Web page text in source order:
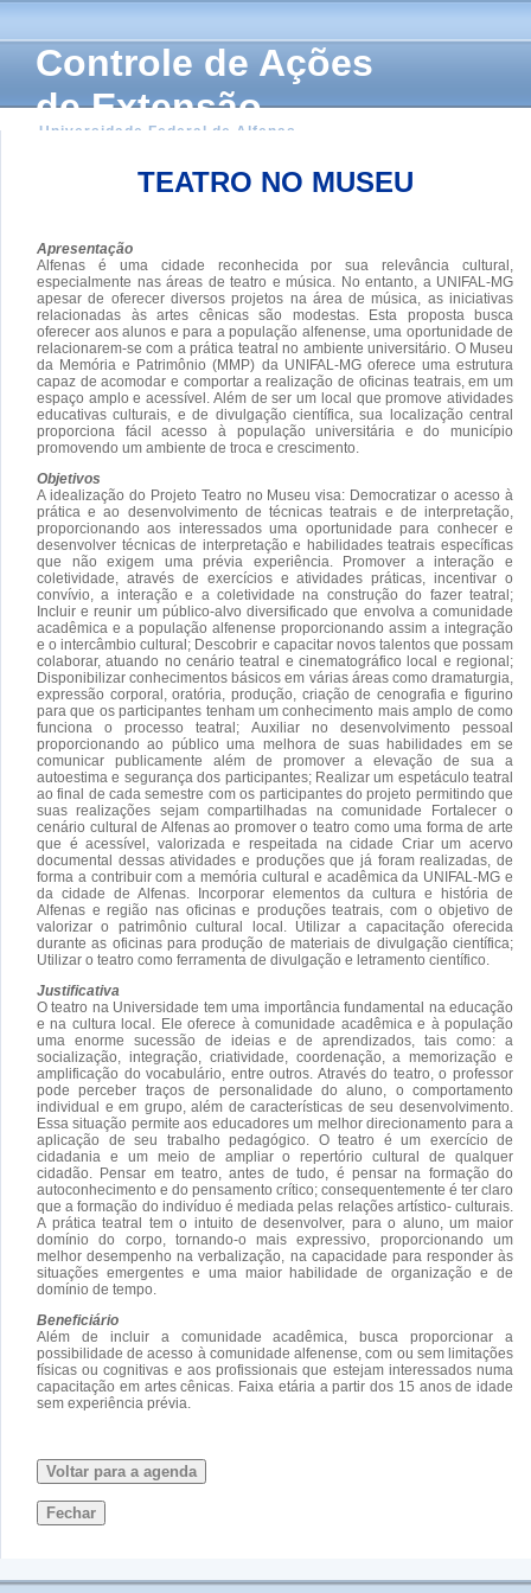
Controle de Ações
de Extensão
Universidade Federal de Alfenas
TEATRO NO MUSEU
Apresentação
Alfenas é uma cidade reconhecida por sua relevância cultural,
especialmente nas áreas de teatro e música. No entanto, a UNIFAL-MG
apesar de oferecer diversos projetos na área de música, as iniciativas
relacionadas às artes cênicas são modestas. Esta proposta busca
oferecer aos alunos e para a população alfenense, uma oportunidade de
relacionarem-se com a prática teatral no ambiente universitário. O Museu
da Memória e Patrimônio (MMP) da UNIFAL-MG oferece uma estrutura
capaz de acomodar e comportar a realização de oficinas teatrais, em um
espaço amplo e acessível. Além de ser um local que promove atividades
educativas culturais, e de divulgação científica, sua localização central
proporciona fácil acesso à população universitária e do município
promovendo um ambiente de troca e crescimento.
Objetivos
A idealização do Projeto Teatro no Museu visa: Democratizar o acesso à
prática e ao desenvolvimento de técnicas teatrais e de interpretação,
proporcionando aos interessados uma oportunidade para conhecer e
desenvolver técnicas de interpretação e habilidades teatrais específicas
que não exigem uma prévia experiência. Promover a interação e
coletividade, através de exercícios e atividades práticas, incentivar o
convívio, a interação e a coletividade na construção do fazer teatral;
Incluir e reunir um público-alvo diversificado que envolva a comunidade
acadêmica e a população alfenense proporcionando assim a integração
e o intercâmbio cultural; Descobrir e capacitar novos talentos que possam
colaborar, atuando no cenário teatral e cinematográfico local e regional;
Disponibilizar conhecimentos básicos em várias áreas como dramaturgia,
expressão corporal, oratória, produção, criação de cenografia e figurino
para que os participantes tenham um conhecimento mais amplo de como
funciona o processo teatral; Auxiliar no desenvolvimento pessoal
proporcionando ao público uma melhora de suas habilidades em se
comunicar publicamente além de promover a elevação de sua a
autoestima e segurança dos participantes; Realizar um espetáculo teatral
ao final de cada semestre com os participantes do projeto permitindo que
suas realizações sejam compartilhadas na comunidade Fortalecer o
cenário cultural de Alfenas ao promover o teatro como uma forma de arte
que é acessível, valorizada e respeitada na cidade Criar um acervo
documental dessas atividades e produções que já foram realizadas, de
forma a contribuir com a memória cultural e acadêmica da UNIFAL-MG e
da cidade de Alfenas. Incorporar elementos da cultura e história de
Alfenas e região nas oficinas e produções teatrais, com o objetivo de
valorizar o patrimônio cultural local. Utilizar a capacitação oferecida
durante as oficinas para produção de materiais de divulgação científica;
Utilizar o teatro como ferramenta de divulgação e letramento científico.
Justificativa
O teatro na Universidade tem uma importância fundamental na educação
e na cultura local. Ele oferece à comunidade acadêmica e à população
uma enorme sucessão de ideias e de aprendizados, tais como: a
socialização, integração, criatividade, coordenação, a memorização e
amplificação do vocabulário, entre outros. Através do teatro, o professor
pode perceber traços de personalidade do aluno, o comportamento
individual e em grupo, além de características de seu desenvolvimento.
Essa situação permite aos educadores um melhor direcionamento para a
aplicação de seu trabalho pedagógico. O teatro é um exercício de
cidadania e um meio de ampliar o repertório cultural de qualquer
cidadão. Pensar em teatro, antes de tudo, é pensar na formação do
autoconhecimento e do pensamento crítico; consequentemente é ter claro
que a formação do indivíduo é mediada pelas relações artístico- culturais.
A prática teatral tem o intuito de desenvolver, para o aluno, um maior
domínio do corpo, tornando-o mais expressivo, proporcionando um
melhor desempenho na verbalização, na capacidade para responder às
situações emergentes e uma maior habilidade de organização e de
domínio de tempo.
Beneficiário
Além de incluir a comunidade acadêmica, busca proporcionar a
possibilidade de acesso à comunidade alfenense, com ou sem limitações
físicas ou cognitivas e aos profissionais que estejam interessados numa
capacitação em artes cênicas. Faixa etária a partir dos 15 anos de idade
sem experiência prévia.
Voltar para a agenda
Fechar